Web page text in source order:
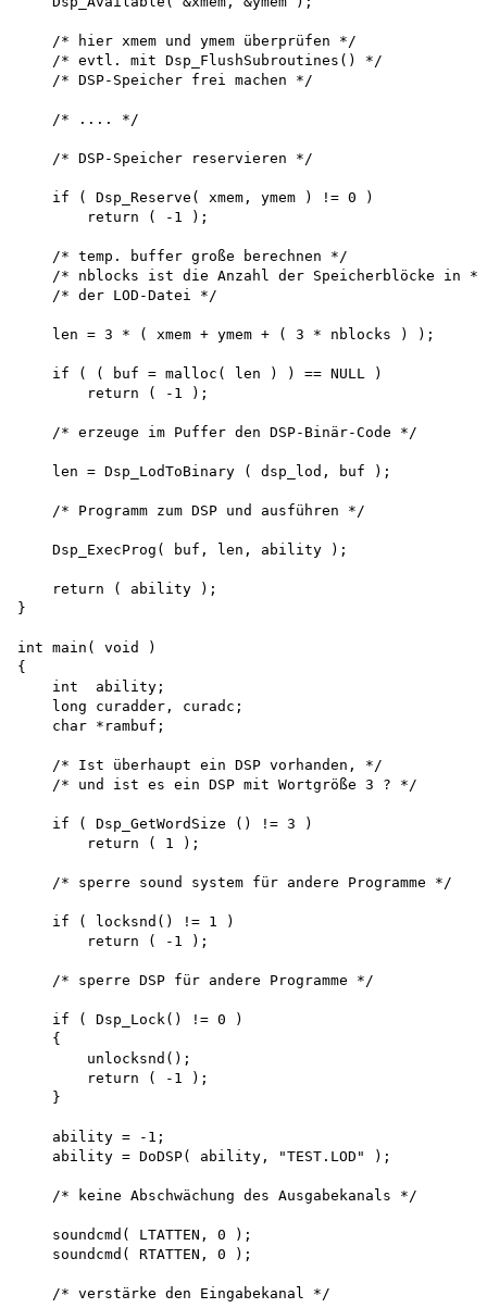
    /* hier xmem und ymem überprüfen */
    /* evtl. mit Dsp_FlushSubroutines() */
    /* DSP-Speicher frei machen */
    /* .... */
    /* DSP-Speicher reservieren */
    if ( Dsp_Reserve( xmem, ymem ) != 0 )
        return ( -1 );
    /* temp. buffer große berechnen */
    /* nblocks ist die Anzahl der Speicherblöcke in */
    /* der LOD-Datei */
    len = 3 * ( xmem + ymem + ( 3 * nblocks ) );
    if ( ( buf = malloc( len ) ) == NULL )
        return ( -1 );
    /* erzeuge im Puffer den DSP-Binär-Code */
    len = Dsp_LodToBinary ( dsp_lod, buf );
    /* Programm zum DSP und ausführen */
    Dsp_ExecProg( buf, len, ability );
    return ( ability );
}
int main( void )
{
    int  ability;
    long curadder, curadc;
    char *rambuf;
    /* Ist überhaupt ein DSP vorhanden, */
    /* und ist es ein DSP mit Wortgröße 3 ? */
    if ( Dsp_GetWordSize () != 3 )
        return ( 1 );
    /* sperre sound system für andere Programme */
    if ( locksnd() != 1 )
        return ( -1 );
    /* sperre DSP für andere Programme */
    if ( Dsp_Lock() != 0 )
    {
        unlocksnd();
        return ( -1 );
    }
    ability = -1;
    ability = DoDSP( ability, "TEST.LOD" );
    /* keine Abschwächung des Ausgabekanals */
    soundcmd( LTATTEN, 0 );
    soundcmd( RTATTEN, 0 );
    /* verstärke den Eingabekanal */